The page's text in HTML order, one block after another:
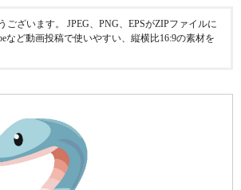
ございます。 JPEG、PNG、EPSがZIPファイルに
など動画投稿で使いやすい、縦横比16:9の素材を